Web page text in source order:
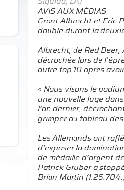
AVIS AUX MÉDIAS
Grant Albrecht et Eric
double durant la
Albrecht, de Red
décrochée lors de
autre top 10 après
« Nous visons le
une nouvelle luge
l’an dernier,
grimper au tableau
Les Allemands ont
d’exposer la
de médaille d’argent
Patrick Gruber a
Brian Martin